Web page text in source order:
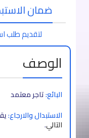
ضمان
لتقديم طلب
الوصف
البائع:تاجر معتمد
الاستبدال والارجاع:
التالي.